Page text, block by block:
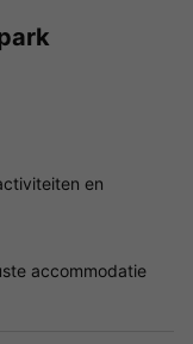
en
accommodatie